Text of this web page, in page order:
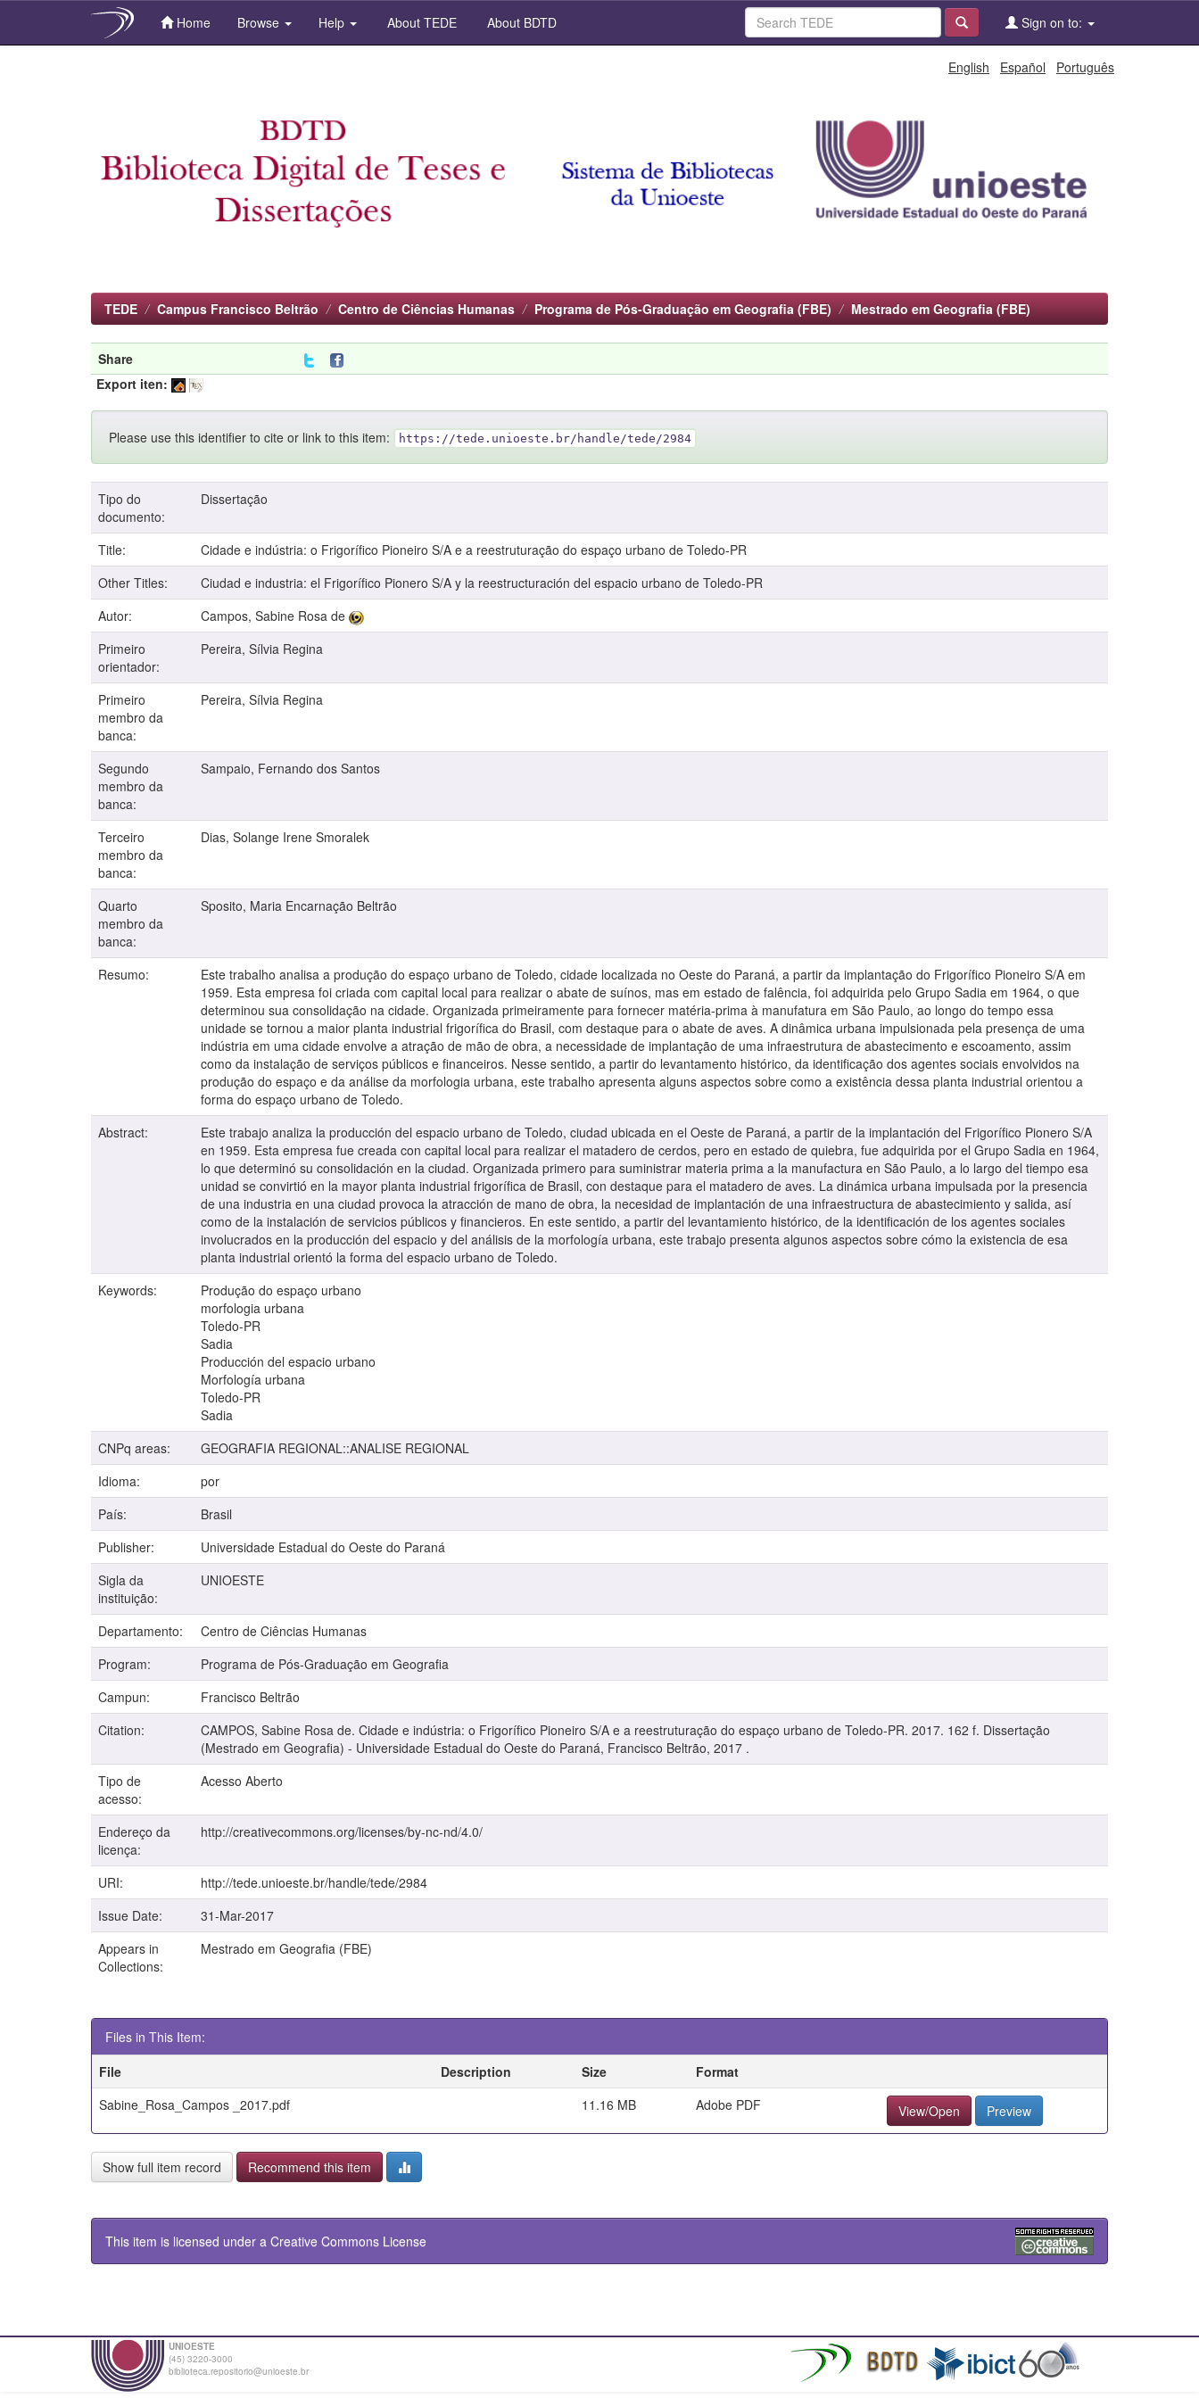
Home Browse Help About TEDE About BDTD Sign on to:
English Español Português
TEDE Campus Francisco Beltrão Centro de Ciências Humanas Programa de Pós-Graduação em Geografia (FBE) Mestrado em Geografia (FBE)
Share
Export iten:
Please use this identifier to cite or link to this item: https://tede.unioeste.br/handle/tede/2984
Tipo do
documento:
Dissertação
Title:
Cidade e indústria: o Frigorífico Pioneiro S/A e a reestruturação do espaço urbano de Toledo-PR
Other Titles:
Ciudad e industria: el Frigorífico Pionero S/A y la reestructuración del espacio urbano de Toledo-PR
Autor:
Campos, Sabine Rosa de
Primeiro
orientador:
Pereira, Sílvia Regina
Primeiro
membro da
banca:
Pereira, Sílvia Regina
Segundo
membro da
banca:
Sampaio, Fernando dos Santos
Terceiro
membro da
banca:
Dias, Solange Irene Smoralek
Quarto
membro da
banca:
Sposito, Maria Encarnação Beltrão
Resumo:
Este trabalho analisa a produção do espaço urbano de Toledo, cidade localizada no Oeste do Paraná, a partir da implantação do Frigorífico Pioneiro S/A em
1959. Esta empresa foi criada com capital local para realizar o abate de suínos, mas em estado de falência, foi adquirida pelo Grupo Sadia em 1964, o que
determinou sua consolidação na cidade. Organizada primeiramente para fornecer matéria-prima à manufatura em São Paulo, ao longo do tempo essa
unidade se tornou a maior planta industrial frigorífica do Brasil, com destaque para o abate de aves. A dinâmica urbana impulsionada pela presença de uma
indústria em uma cidade envolve a atração de mão de obra, a necessidade de implantação de uma infraestrutura de abastecimento e escoamento, assim
como da instalação de serviços públicos e financeiros. Nesse sentido, a partir do levantamento histórico, da identificação dos agentes sociais envolvidos na
produção do espaço e da análise da morfologia urbana, este trabalho apresenta alguns aspectos sobre como a existência dessa planta industrial orientou a
forma do espaço urbano de Toledo.
Abstract:
Este trabajo analiza la producción del espacio urbano de Toledo, ciudad ubicada en el Oeste de Paraná, a partir de la implantación del Frigorífico Pionero S/A
en 1959. Esta empresa fue creada con capital local para realizar el matadero de cerdos, pero en estado de quiebra, fue adquirida por el Grupo Sadia en 1964,
lo que determinó su consolidación en la ciudad. Organizada primero para suministrar materia prima a la manufactura en São Paulo, a lo largo del tiempo esa
unidad se convirtió en la mayor planta industrial frigorífica de Brasil, con destaque para el matadero de aves. La dinámica urbana impulsada por la presencia
de una industria en una ciudad provoca la atracción de mano de obra, la necesidad de implantación de una infraestructura de abastecimiento y salida, así
como de la instalación de servicios públicos y financieros. En este sentido, a partir del levantamiento histórico, de la identificación de los agentes sociales
involucrados en la producción del espacio y del análisis de la morfología urbana, este trabajo presenta algunos aspectos sobre cómo la existencia de esa
planta industrial orientó la forma del espacio urbano de Toledo.
Keywords:
Produção do espaço urbano
morfologia urbana
Toledo-PR
Sadia
Producción del espacio urbano
Morfología urbana
Toledo-PR
Sadia
CNPq areas:
GEOGRAFIA REGIONAL::ANALISE REGIONAL
Idioma:
por
País:
Brasil
Publisher:
Universidade Estadual do Oeste do Paraná
Sigla da
instituição:
UNIOESTE
Departamento:
Centro de Ciências Humanas
Program:
Programa de Pós-Graduação em Geografia
Campun:
Francisco Beltrão
Citation:
CAMPOS, Sabine Rosa de. Cidade e indústria: o Frigorífico Pioneiro S/A e a reestruturação do espaço urbano de Toledo-PR. 2017. 162 f. Dissertação
(Mestrado em Geografia) - Universidade Estadual do Oeste do Paraná, Francisco Beltrão, 2017 .
Tipo de
acesso:
Acesso Aberto
Endereço da
licença:
http://creativecommons.org/licenses/by-nc-nd/4.0/
URI:
http://tede.unioeste.br/handle/tede/2984
Issue Date:
31-Mar-2017
Appears in
Collections:
Mestrado em Geografia (FBE)
Files in This Item:
File
Description Size
Format
Sabine_Rosa_Campos _2017.pdf
11.16 MB Adobe PDF View/Open Preview
Show full item record Recommend this item
This item is licensed under a Creative Commons License
UNIOESTE
(45) 3220-3000
biblioteca.repositorio@unioeste.br